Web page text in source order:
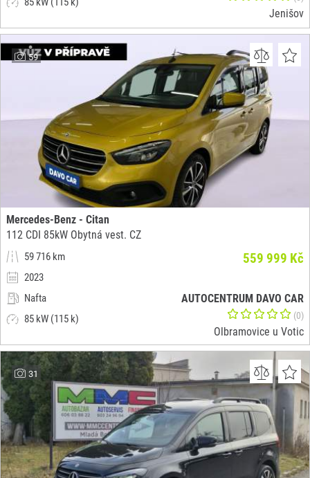
Jenišov
59
Mercedes-Benz - Citan
112 CDI 85kW Obytná vest. CZ
59 716 km
2023
Nafta
85 kW (115 k)
559 999 Kč
AUTOCENTRUM DAVO CAR
(0)
Olbramovice u Votic
31